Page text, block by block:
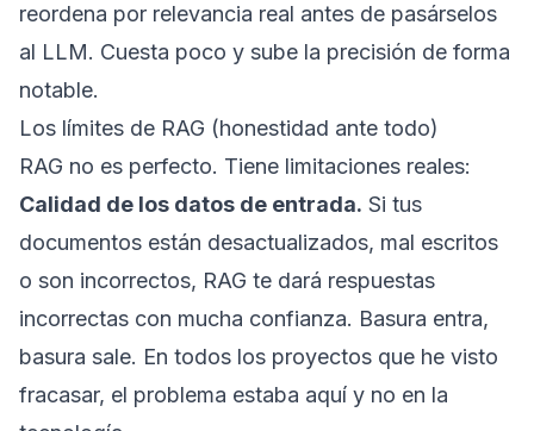
reordena por relevancia real antes de pasárselos
al LLM. Cuesta poco y sube la precisión de forma
notable.
Los límites de RAG (honestidad ante todo)
RAG no es perfecto. Tiene limitaciones reales:
Calidad de los datos de entrada. Si tus
documentos están desactualizados, mal escritos
o son incorrectos, RAG te dará respuestas
incorrectas con mucha confianza. Basura entra,
basura sale. En todos los proyectos que he visto
fracasar, el problema estaba aquí y no en la